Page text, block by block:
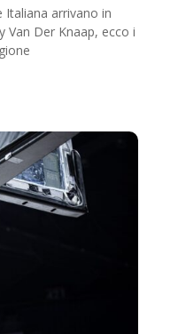
Italiana arrivano in
Van Der Knaap, ecco i